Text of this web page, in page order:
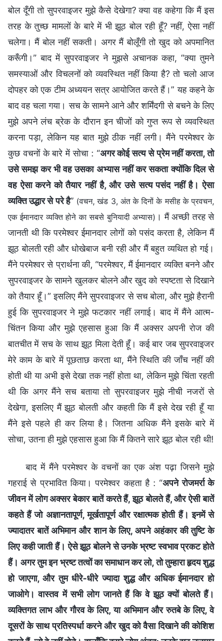
बोल दूँगी तो सुपरवाइजर मुझे कैसे देखेगा? क्या वह कहेगा कि मैं इस
तरह के तुच्छ मामलों के बारे में भी झूठ बोल रही हूँ? नहीं, ऐसा नहीं
चलेगा। मैं बोल नहीं सकती। अगर मैं बोलूँगी तो खुद को अपमानित
करूँगी।” बाद में सुपरवाइजर ने मुझसे अचानक कहा, “क्या तुमने
समस्याओं और विचलनों को व्यवस्थित नहीं किया है? तो चलो आज
दोपहर को एक टीम अध्ययन सत्र आयोजित करते हैं।” यह कहने के
बाद वह चला गया। सच के सामने आने और शर्मिंदगी से बचने के लिए
मुझे अपने लंच ब्रेक के दौरान इन चीजों को गुप्त रूप से व्यवस्थित
करना पड़ा, लेकिन यह बात मुझे ठीक नहीं लगी। मैंने परमेश्वर के
कुछ वचनों के बारे में सोचा : “अगर कोई सत्य से प्रेम नहीं करता, तो
उसे समझ कर भी वह उसका अभ्यास नहीं कर सकता क्योंकि दिल से
वह ऐसा करने को तैयार नहीं है, और उसे सत्य पसंद नहीं है। ऐसा
व्यक्ति उद्धार से परे है” (वचन, खंड 3, अंत के दिनों के मसीह के प्रवचन,
एक ईमानदार व्यक्ति होने का सबसे बुनियादी अभ्यास) । मैं अच्छी तरह से
जानती थी कि परमेश्वर ईमानदार लोगों को पसंद करता है, लेकिन मैं
झूठ बोलती रही और धोखेबाज बनी रही और मैं बहुत व्यथित हो गई।
मैंने परमेश्वर से प्रार्थना की, “परमेश्वर, मैं ईमानदार व्यक्ति बनने और
सुपरवाइजर के सामने खुलकर बोलने और खुद को स्पष्टता से दिखाने
को तैयार हूँ।” इसलिए मैंने सुपरवाइजर से सच बोला, और मुझे हैरानी
हुई कि सुपरवाइजर ने मुझे फटकार नहीं लगाई। बाद में मैंने आत्म-
चिंतन किया और मुझे एहसास हुआ कि मैं अक्सर अपनी रोज की
बातचीत में सच के साथ झूठ मिला देती हूँ। कई बार जब सुपरवाइजर
मेरे काम के बारे में पूछताछ करता था, मैंने स्थिति की जाँच नहीं की
होती थी या अभी इसे देखा तक नहीं होता था, लेकिन मुझे चिंता रहती
थी कि अगर मैंने सच बताया तो सुपरवाइजर मुझे नीची नजरों से
देखेगा, इसलिए मैं झूठ बोलती और कहती कि मैं इसे देख रही हूँ या
मैंने इसे पहले ही कर लिया है। जितना अधिक मैंने इसके बारे में
सोचा, उतना ही मुझे एहसास हुआ कि मैं कितने सारे झूठ बोल रही थी!
बाद में मैंने परमेश्वर के वचनों का एक अंश पढ़ा जिसने मुझे
गहराई से प्रभावित किया। परमेश्वर कहता है : “अपने रोजमर्रा के
जीवन में लोग अक्सर बेकार बातें करते हैं, झूठ बोलते हैं, और ऐसी बातें
कहते हैं जो अज्ञानतापूर्ण, मूर्खतापूर्ण और रक्षात्मक होती हैं। इनमें से
ज्यादातर बातें अभिमान और शान के लिए, अपने अहंकार की तुष्टि के
लिए कही जाती हैं। ऐसे झूठ बोलने से उनके भ्रष्ट स्वभाव प्रकट होते
हैं। अगर तुम इन भ्रष्ट तत्वों का समाधान कर लो, तो तुम्हारा हृदय शुद्ध
हो जाएगा, और तुम धीरे-धीरे ज्यादा शुद्ध और अधिक ईमानदार हो
जाओगे। वास्तव में सभी लोग जानते हैं कि वे झूठ क्यों बोलते हैं।
व्यक्तिगत लाभ और गौरव के लिए, या अभिमान और रुतबे के लिए, वे
दूसरों के साथ प्रतिस्पर्धा करने और खुद को वैसा दिखाने की कोशिश